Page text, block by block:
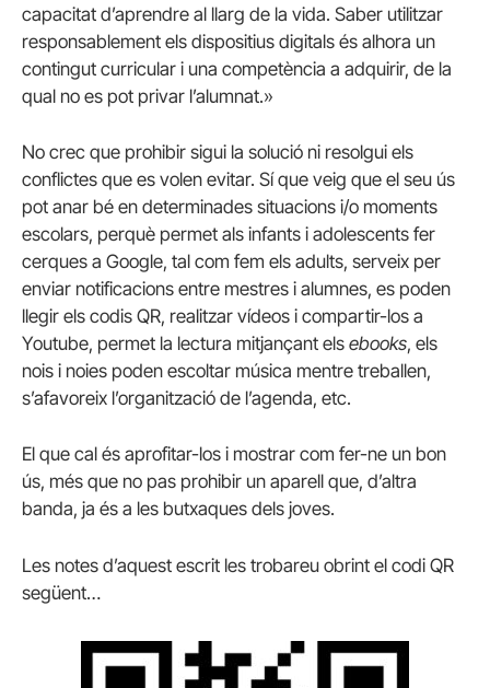
capacitat d’aprendre al llarg de la vida. Saber utilitzar
responsablement els dispositius digitals és alhora un
contingut curricular i una competència a adquirir, de la
qual no es pot privar l’alumnat.»
No crec que prohibir sigui la solució ni resolgui els
conflictes que es volen evitar. Sí que veig que el seu ús
pot anar bé en determinades situacions i/o moments
escolars, perquè permet als infants i adolescents fer
cerques a Google, tal com fem els adults, serveix per
enviar notificacions entre mestres i alumnes, es poden
llegir els codis QR, realitzar vídeos i compartir-los a
Youtube, permet la lectura mitjançant els ebooks, els
nois i noies poden escoltar música mentre treballen,
s’afavoreix l’organització de l’agenda, etc.
El que cal és aprofitar-los i mostrar com fer-ne un bon
ús, més que no pas prohibir un aparell que, d’altra
banda, ja és a les butxaques dels joves.
Les notes d’aquest escrit les trobareu obrint el codi QR
següent…